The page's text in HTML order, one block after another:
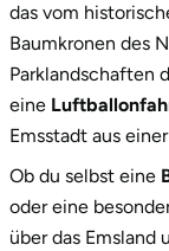
Die
3. Sicher
deine
das vom
Baumkronen des
Parklandschaften
eine
Emsstadt aus
Ob du selbst eine
oder eine
über das Emsland